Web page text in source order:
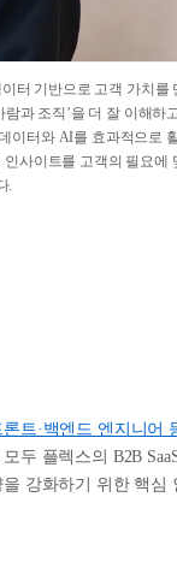
터 기반으로 고객 가치를
람과 조직’을 더 잘 이해하
이터와 AI를 효과적으로
사이트를 고객의 필요에
.
트·백엔드 엔지니어
두 플렉스의 B2B
강화하기 위한 핵심